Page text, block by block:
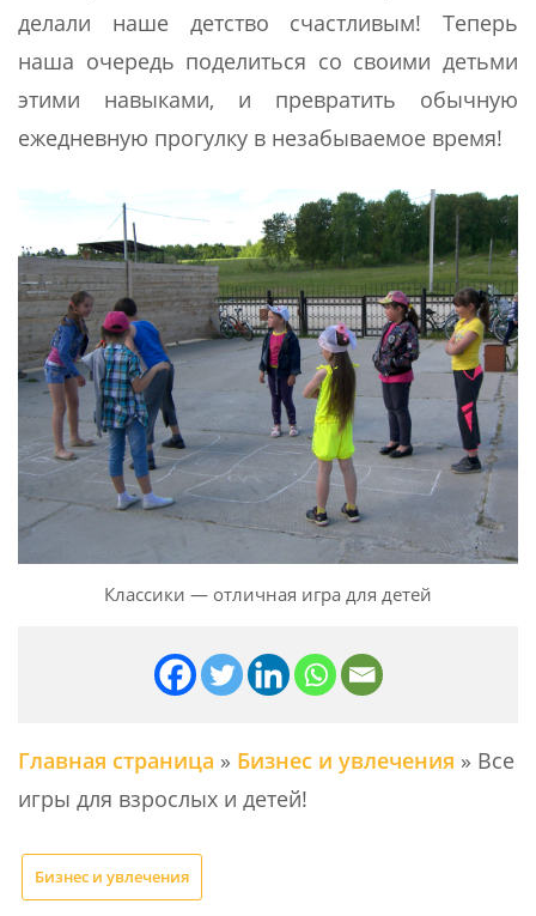
делали наше детство счастливым! Теперь
наша очередь поделиться со своими детьми
этими навыками, и превратить обычную
ежедневную прогулку в незабываемое время!
Классики — отличная игра для детей
Главная страница » Бизнес и увлечения » Все
игры для взрослых и детей!
Бизнес и увлечения